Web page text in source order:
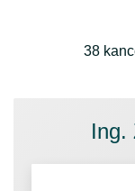
38
Ing.